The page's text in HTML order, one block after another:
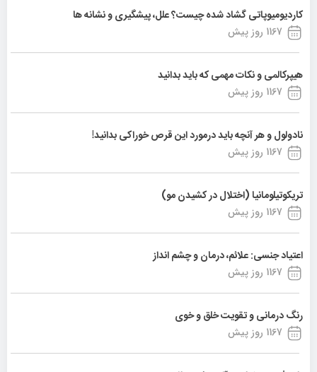
کاردیومیوپاتی گشاد شده چیست؟ علل، پیشگیری و نشانه ها
1167 روز پیش
هیپرکالمی و نکات مهمی که باید بدانید
1167 روز پیش
نادولول و هر آنچه باید درمورد این قرص خوراکی بدانید!
1167 روز پیش
تریکوتیلومانیا (اختلال در کشیدن مو)
1167 روز پیش
اعتیاد جنسی: علائم، درمان و چشم انداز
1167 روز پیش
رنگ درمانی و تقویت خلق و خوی
1167 روز پیش